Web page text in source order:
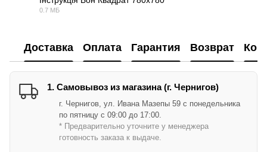
0.7 МБ
Доставка Оплата Гарантия Возврат
1. Самовывоз из магазина (г. Чернигов)
г. Чернигов, ул. Ивана Мазепы 59 с понедельника
по пятницу с 09:00 до 17:00.
* Предварительно уточните у менеджера
готовность заказа к выдаче.